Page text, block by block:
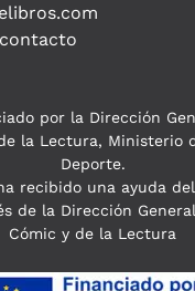
por la Dirección
la Lectura, Ministerio
Deporte.
recibido una ayuda
de la Dirección
Cómic y de la Lectura